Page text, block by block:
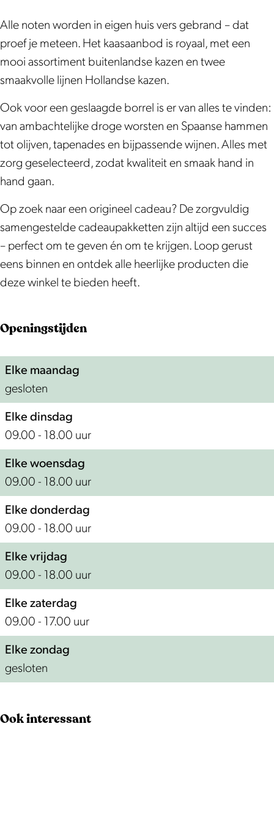
e
n
K
a
s
e
n
D
l
i
c
a
t
s
e
o
t
e
n
a
a
s
e
D
e
l
i
c
e
s
s
n
N
o
t
e
K
a
a
s
n
D
e
l
i
t
e
s
e
n
e
n
K
a
s
e
n
D
l
i
c
a
t
s
e
n
é
l
i
E
i
e
N
o
t
e
n
K
a
a
n
e
l
i
c
t
e
s
s
e
n
D
é
l
i
v
i
e
N
o
t
e
n
K
a
e
D
l
c
a
t
e
s
s
e
n
Alle noten worden in eigen huis vers gebrand – dat
proef je meteen. Het kaasaanbod is royaal, met een
mooi assortiment buitenlandse kazen en twee
smaakvolle lijnen Hollandse kazen.
Ook voor een geslaagde borrel is er van alles te vinden:
van ambachtelijke droge worsten en Spaanse hammen
tot olijven, tapenades en bijpassende wijnen. Alles met
zorg geselecteerd, zodat kwaliteit en smaak hand in
hand gaan.
Op zoek naar een origineel cadeau? De zorgvuldig
samengestelde cadeaupakketten zijn altijd een succes
– perfect om te geven én om te krijgen. Loop gerust
eens binnen en ontdek alle heerlijke producten die
deze winkel te bieden heeft.
Openingstijden
Elke maandag
gesloten
Elke dinsdag
09.00 - 18.00 uur
Elke woensdag
09.00 - 18.00 uur
Elke donderdag
09.00 - 18.00 uur
Elke vrijdag
09.00 - 18.00 uur
Elke zaterdag
09.00 - 17.00 uur
Elke zondag
gesloten
Ook interessant